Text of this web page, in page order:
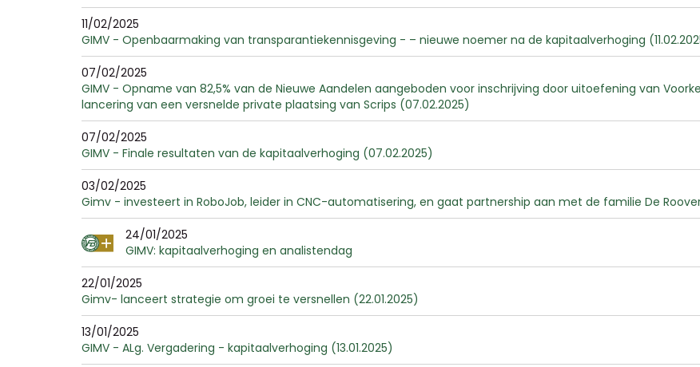
11/02/2025
GIMV - Openbaarmaking van transparantiekennisgeving - – nieuwe noemer na de kapitaalverhoging
07/02/2025
GIMV - Opname van 82,5% van de Nieuwe Aandelen aangeboden voor inschrijving door uitoefening van
lancering van een versnelde private plaatsing van Scrips (07.02.2025)
07/02/2025
GIMV - Finale resultaten van de kapitaalverhoging (07.02.2025)
03/02/2025
Gimv - investeert in RoboJob, leider in CNC-automatisering, en gaat partnership aan met de familie De
24/01/2025
GIMV: kapitaalverhoging en analistendag
22/01/2025
Gimv- lanceert strategie om groei te versnellen (22.01.2025)
13/01/2025
GIMV - ALg. Vergadering - kapitaalverhoging (13.01.2025)